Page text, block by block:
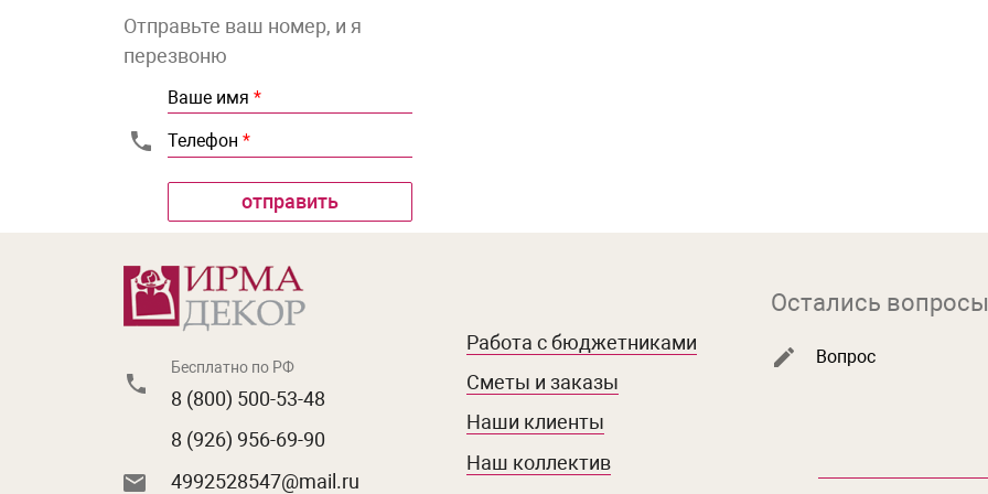
Отправьте ваш номер, и я
перезвоню
Ваше имя *
Телефон *
Бесплатно по РФ
8 (800) 500-53-48
8 (926) 956-69-90
4992528547@mail.ru
Работа с бюджетниками
Сметы и заказы
Наши клиенты
Наш коллектив
Остались
Вопрос